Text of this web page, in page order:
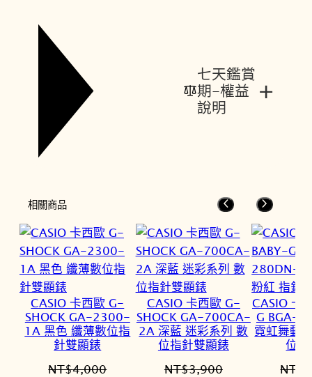
七天鑑賞
期-權益
說明
+
相關商品
CASIO 卡西歐 G-
SHOCK GA-2300-
1A 黑色 纖薄數位指
針雙顯錶
NT$4,000
CASIO 卡西歐 G-
SHOCK GA-700CA-
2A 深藍 迷彩系列 數
位指針雙顯錶
NT$3,900
CASIO 卡
G BGA-
霓虹舞動
位
NT$